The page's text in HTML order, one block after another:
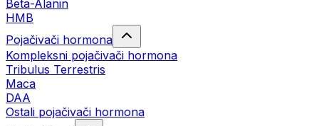
Beta-Alanin
HMB
Pojačivači hormona
Kompleksni pojačivači hormona
Tribulus Terrestris
Maca
DAA
Ostali pojačivači hormona